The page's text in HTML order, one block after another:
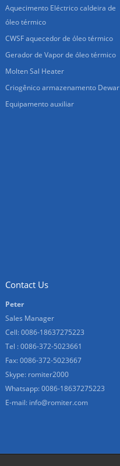
Aquecimento Eléctrico caldeira de
óleo térmico
CWSF aquecedor de óleo térmico
Gerador de Vapor de óleo térmico
Molten Sal Heater
Criogênico armazenamento Dewar
Equipamento auxiliar
Contact Us
Peter
Sales Manager
Cell: 0086-18637275223
Tel : 0086-372-5023661
Fax: 0086-372-5023667
Skype: romiter2000
Whatsapp:0086-18637275223
E-mail: info@romiter.com